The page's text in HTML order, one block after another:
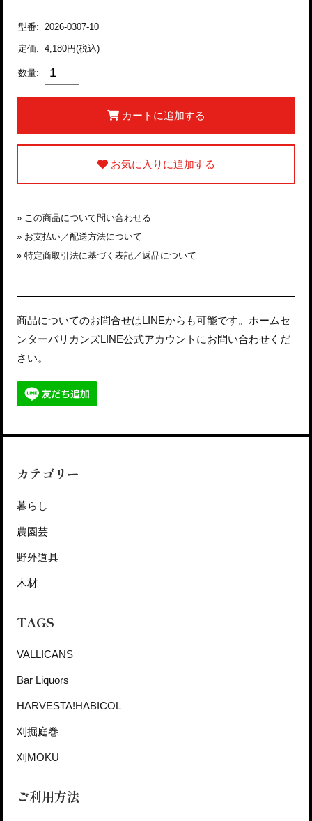
型番: 2026-0307-10
定価: 4,180円(税込)
数量:
カートに追加する
お気に入りに追加する
» この商品について問い合わせる
» お支払い／配送方法について
» 特定商取引法に基づく表記／返品について
商品についてのお問合せはLINEからも可能です。ホームセ
ンターバリカンズLINE公式アカウントにお問い合わせくだ
さい。
カテゴリー
暮らし
農園芸
野外道具
木材
TAGS
VALLICANS
Bar Liquors
HARVESTA!HABICOL
刈掘庭巻
刈MOKU
ご利用方法